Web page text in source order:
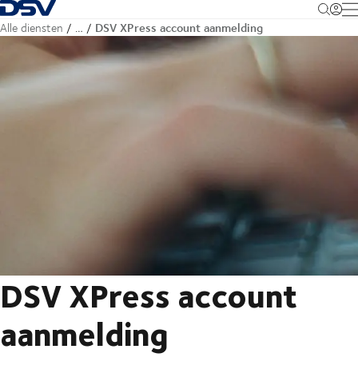
Terug naar startpagina
Alle diensten … DSV XPress account aanmelding
DSV XPress account
aanmelding